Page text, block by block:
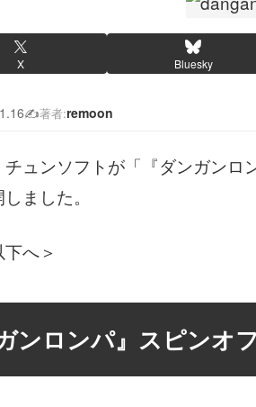
X Bluesky
✍️著者:remoon
チュンソフトが「『ダンガン
ました。
へ＞
ンロンパ』スピンオ